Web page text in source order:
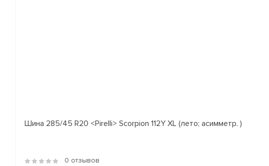
Шина 285/45 R20 <Pirelli> Scorpion 112Y XL (лето; асимметр. )
0 отзывов